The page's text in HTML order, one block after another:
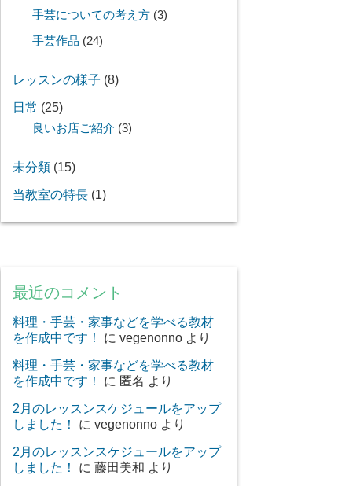
手芸についての考え方 (3)
手芸作品 (24)
レッスンの様子 (8)
日常 (25)
良いお店ご紹介 (3)
未分類 (15)
当教室の特長 (1)
最近のコメント
料理・手芸・家事などを学べる教材
を作成中です！
に vegenonno より
料理・手芸・家事などを学べる教材
を作成中です！
に 匿名 より
2月のレッスンスケジュールをアップ
しました！
に vegenonno より
2月のレッスンスケジュールをアップ
しました！
に 藤田美和 より